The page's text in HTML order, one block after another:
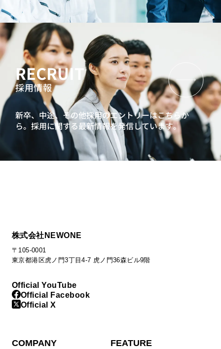
RECRUIT
採用情報
新卒、中途、その他採用のエントリーはこちらか
ら。採用に関する最新情報を発信しています。
株式会社NEWONE
〒105-0001
東京都港区虎ノ門3丁目4-7 虎ノ門36森ビル9階
Official YouTube
Official Facebook
Official X
COMPANY FEATURE